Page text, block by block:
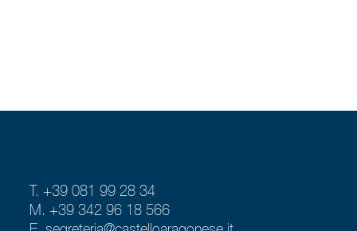
T. +39 081 99 28 34
M. +39 342 96 18 566